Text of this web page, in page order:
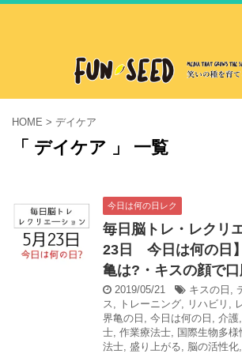
HOME > デイケア
「 デイケア 」 一覧
今日は何の日レク
毎日脳トレ・レクリ
23日 今日は何の日
亀は?・キスの顔で
2019/05/21 キスの日 ,
ス, トレーニング, リハビリ ,
界亀の日 , 今日は何の日 , 介護,
士, 作業療法士, 国際生物多様
法士, 盛り上がる, 脳の活性化,